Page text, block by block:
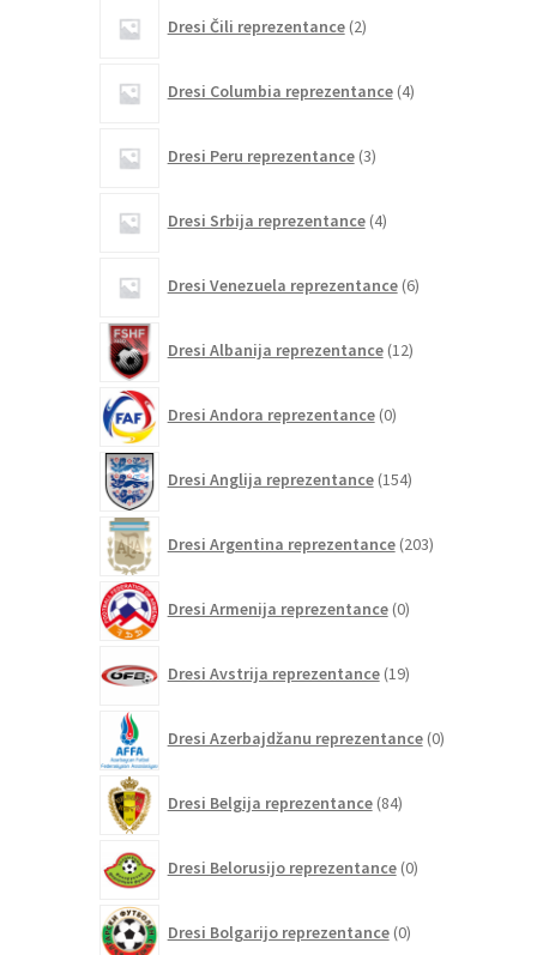
Dresi Čili reprezentance 2izdelka
Dresi Columbia reprezentance 4izdelki
Dresi Peru reprezentance 3izdelki
Dresi Srbija reprezentance 4izdelki
Dresi Venezuela reprezentance 6izdelkov
Dresi Albanija reprezentance 12izdelkov
Dresi Andora reprezentance 0izdelkov
Dresi Anglija reprezentance 154izdelkov
Dresi Argentina reprezentance 203izdelki
Dresi Armenija reprezentance 0izdelkov
Dresi Avstrija reprezentance 19izdelkov
Dresi Azerbajdžanu reprezentance 0izdelkov
Dresi Belgija reprezentance 84izdelkov
Dresi Belorusijo reprezentance 0izdelkov
Dresi Bolgarijo reprezentance 0izdelkov